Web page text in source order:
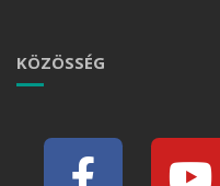
KÖZÖSSÉG